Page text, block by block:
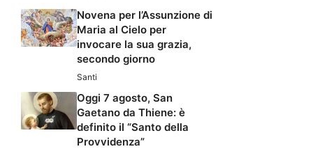
Novena per l’Assunzione di
Maria al Cielo per
invocare la sua grazia,
secondo giorno
Santi
Oggi 7 agosto, San
Gaetano da Thiene: è
definito il “Santo della
Provvidenza”